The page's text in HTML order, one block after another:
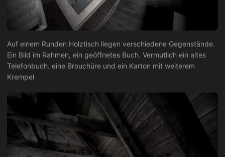
Auf einem Runden Holztisch liegen verschiedene Gegenstände.
Ein Bild im Rahmen, ein geöffnetes Buch. Vermutlich ein altes
Telefonbuch. eine Brouchüre und ein Karton mit weiterem
Krempel